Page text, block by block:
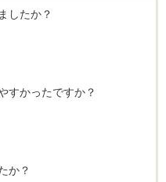
したか？
すかったですか？
か？